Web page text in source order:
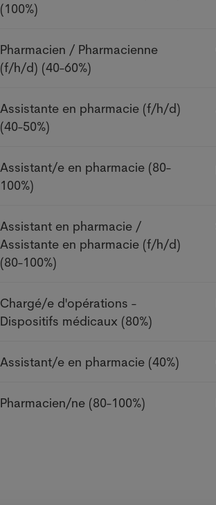
(100%)
Pharmacien / Pharmacienne
(f/h/d) (40-60%)
Assistante en pharmacie (f/h/d)
(40-50%)
Assistant/e en pharmacie (80-
100%)
Assistant en pharmacie /
Assistante en pharmacie (f/h/d)
(80-100%)
Chargé/e d'opérations -
Dispositifs médicaux (80%)
Assistant/e en pharmacie (40%)
Pharmacien/ne (80-100%)